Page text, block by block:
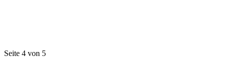
Seite 4 von 5